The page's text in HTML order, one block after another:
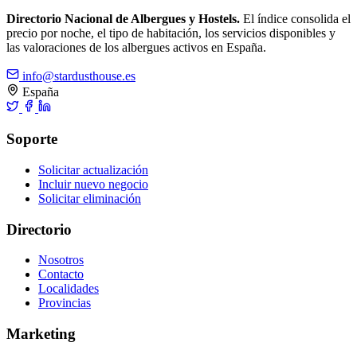
Directorio Nacional de Albergues y Hostels. El índice consolida el
precio por noche, el tipo de habitación, los servicios disponibles y
las valoraciones de los albergues activos en España.
info@stardusthouse.es
España
Soporte
Solicitar actualización
Incluir nuevo negocio
Solicitar eliminación
Directorio
Nosotros
Contacto
Localidades
Provincias
Marketing